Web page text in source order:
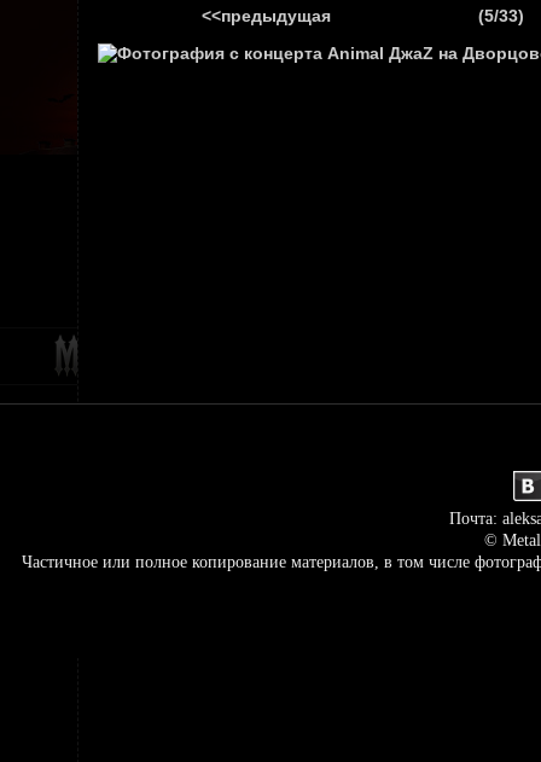
<<предыдущая (5/33)
Почта:
©
Частичное или полное копирование материалов, в том числе